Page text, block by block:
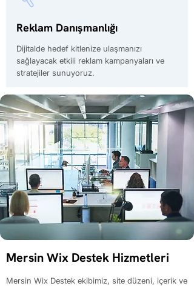
Reklam Danışmanlığı
Dijitalde hedef kitlenize ulaşmanızı
sağlayacak etkili reklam kampanyaları ve
stratejiler sunuyoruz.
Mersin Wix Destek Hizmetleri
Mersin Wix Destek ekibimiz, site düzeni, içerik ve